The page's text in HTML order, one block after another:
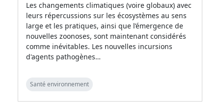
Les changements climatiques (voire globaux) avec
leurs répercussions sur les écosystèmes au sens
large et les pratiques, ainsi que l’émergence de
nouvelles zoonoses, sont maintenant considérés
comme inévitables. Les nouvelles incursions
d'agents pathogènes…
Santé environnement